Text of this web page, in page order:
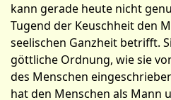
kann gerade heute nicht
Tugend der Keuschheit den
seelischen Ganzheit betrifft.
göttliche Ordnung, wie sie
des Menschen
hat den Menschen als Mann